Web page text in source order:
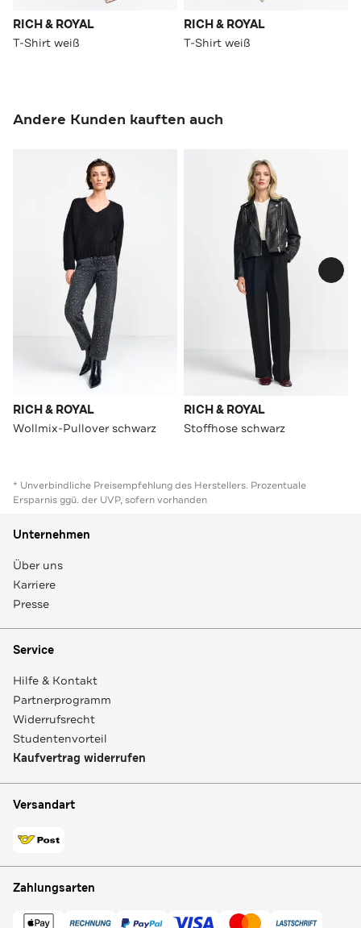
RICH & ROYAL
T-Shirt weiß
RICH & ROYAL
T-Shirt weiß
Andere Kunden kauften auch
RICH & ROYAL
Wollmix-Pullover schwarz
RICH & ROYAL
Stoffhose schwarz
* Unverbindliche Preisempfehlung des Herstellers. Prozentuale
Ersparnis ggü. der UVP, sofern vorhanden
Unternehmen
Über uns
Karriere
Presse
Service
Hilfe & Kontakt
Partnerprogramm
Widerrufsrecht
Studentenvorteil
Kaufvertrag widerrufen
Versandart
Zahlungsarten